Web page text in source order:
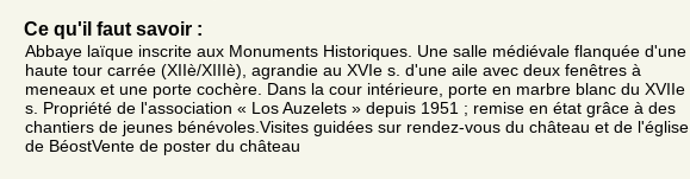
Ce qu'il faut savoir :
Abbaye laïque inscrite aux Monuments Historiques. Une salle médiévale flanquée d'une
haute tour carrée (XIIè/XIIIè), agrandie au XVIe s. d'une aile avec deux fenêtres à
meneaux et une porte cochère. Dans la cour intérieure, porte en marbre blanc du XVIIe
s. Propriété de l'association « Los Auzelets » depuis 1951 ; remise en état grâce à des
chantiers de jeunes bénévoles.Visites guidées sur rendez-vous du château et de l'église
de BéostVente de poster du château